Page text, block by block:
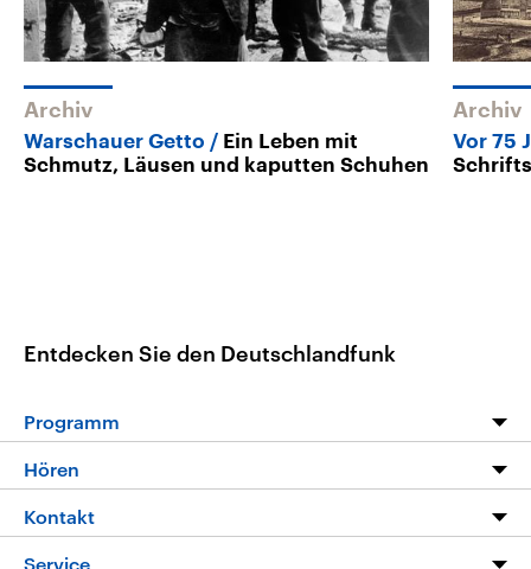
Archiv
Warschauer Getto
Ein Leben mit
Schmutz, Läusen und kaputten Schuhen
Archiv
Vor 75
Entdecken Sie den Deutschlandfunk
Programm
Programm
Die Nachrichten
Hören
Livestream
Kontakt
Hörerservice
Service